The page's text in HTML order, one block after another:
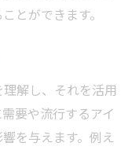
とができます。
解し、それを活用
要や流行するアイ
を与えます。例え